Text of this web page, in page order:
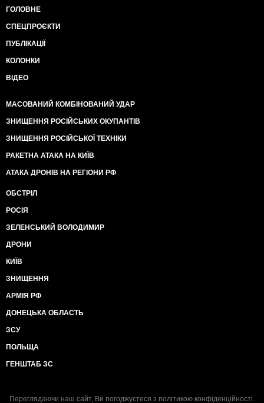
ГОЛОВНЕ
СПЕЦПРОЄКТИ
ПУБЛІКАЦІЇ
КОЛОНКИ
ВІДЕО
МАСОВАНИЙ КОМБІНОВАНИЙ УДАР
ЗНИЩЕННЯ РОСІЙСЬКИХ ОКУПАНТІВ
ЗНИЩЕННЯ РОСІЙСЬКОЇ ТЕХНІКИ
РАКЕТНА АТАКА НА КИЇВ
АТАКА ДРОНІВ НА РЕГІОНИ РФ
ОБСТРІЛ
РОСІЯ
ЗЕЛЕНСЬКИЙ ВОЛОДИМИР
ДРОНИ
КИЇВ
ЗНИЩЕННЯ
АРМІЯ РФ
ДОНЕЦЬКА ОБЛАСТЬ
ЗСУ
ПОЛЬЩА
ГЕНШТАБ ЗС
Переглядаючи наш сайт, Ви погоджуєтеся з політикою конфіденційності.